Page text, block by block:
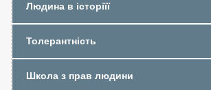
Людина в історіїї
Толерантність
Школа з прав людини